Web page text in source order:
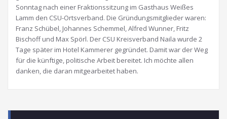
Sonntag nach einer Fraktionssitzung im Gasthaus Weißes
Lamm den CSU-Ortsverband. Die Gründungsmitglieder waren:
Franz Schübel, Johannes Schemmel, Alfred Wunner, Fritz
Bischoff und Max Spörl. Der CSU Kreisverband Naila wurde 2
Tage später im Hotel Kammerer gegründet. Damit war der Weg
für die künftige, politische Arbeit bereitet. Ich möchte allen
danken, die daran mitgearbeitet haben.